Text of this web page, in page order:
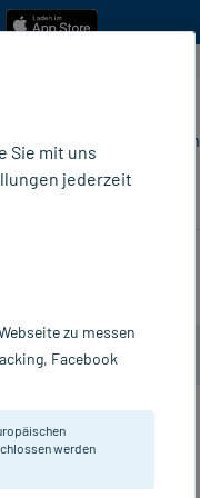
Sie mit uns
jederzeit
zu messen
Facebook
werden